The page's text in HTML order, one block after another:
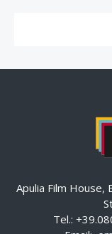
Apulia Film House,
Tel.: